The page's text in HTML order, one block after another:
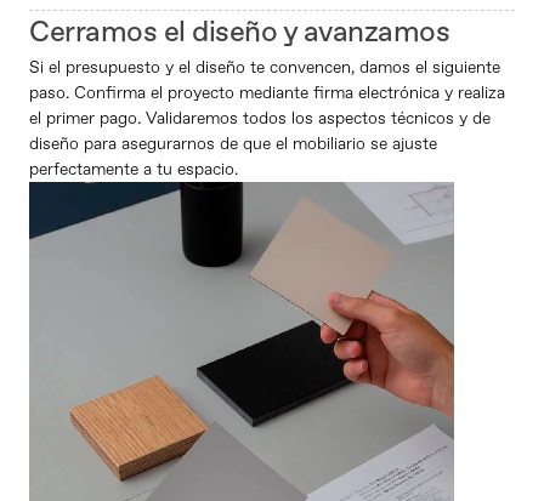
Cerramos el diseño y avanzamos
Si el presupuesto y el diseño te convencen, damos el siguiente
paso. Confirma el proyecto mediante firma electrónica y realiza
el primer pago. Validaremos todos los aspectos técnicos y de
diseño para asegurarnos de que el mobiliario se ajuste
perfectamente a tu espacio.